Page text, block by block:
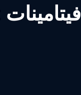
فيتامينات